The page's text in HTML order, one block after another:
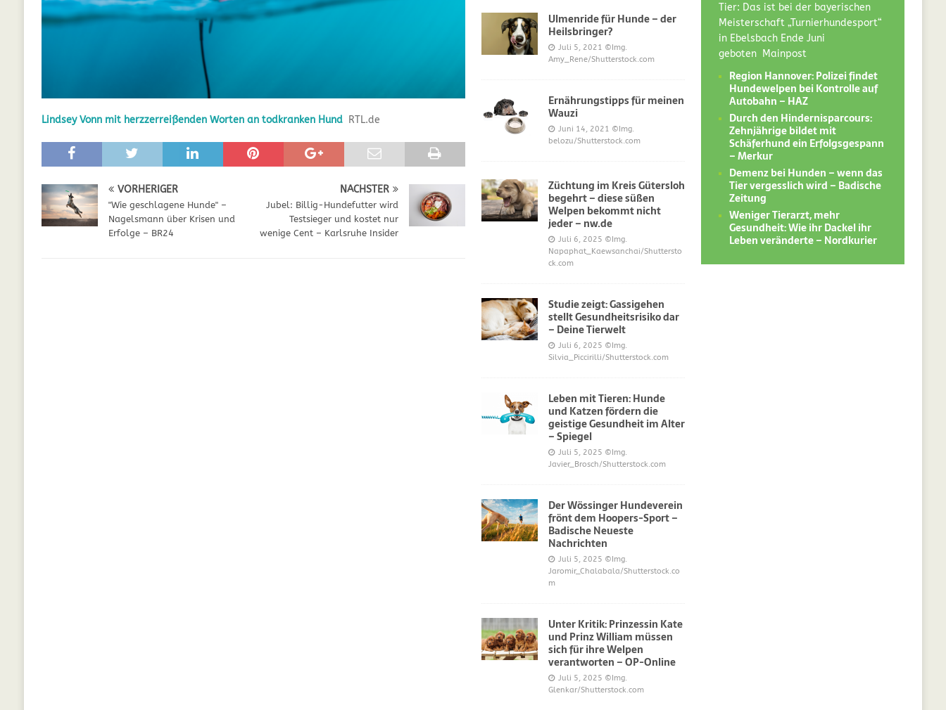
[ Juli 6, 2025 ] Züchtung im Kreis Gütersloh begehrt – diese süßen Welpen bekommt nicht jeder – nw.de
Studie zeigt: Gassigehen stellt Gesundheitsrisiko dar – Deine Tierwelt GESUNDHEIT
Leben mit Tieren: Hunde und Katzen fördern die geistige Gesundheit im Alter – Spiegel
[ Juli 5, 2025 ] Der Wössinger Hundeverein frönt dem Hoopers-Sport – Badische Neueste Nachrichten SPORT
[ Juli 5, 2025 ] Unter Kritik: Prinzessin Kate und Prinz William müssen sich für ihre Welpen verantworten – OP-
Kalzium für Hunde – Knochen oder Eierschalen? DIES UND DAS
Lindsey Vonn mit herzzerreißenden Worten an todkranken Hund RTL.de
VORHERIGER
"Wie geschlagene Hunde" –
Nagelsmann über Krisen und
Erfolge – BR24
NÄCHSTER
Jubel: Billig-Hundefutter wird
Testsieger und kostet nur
wenige Cent – Karlsruhe Insider
Ulmenride für Hunde – der
Heilsbringer?
Juli 5, 2021 ©Img.
Amy_Rene/Shutterstock.com
Ernährungstipps für meinen
Wauzi
Juni 14, 2021 ©Img.
belozu/Shutterstock.com
Züchtung im Kreis Gütersloh
begehrt – diese süßen
Welpen bekommt nicht
jeder – nw.de
Juli 6, 2025 ©Img.
Napaphat_Kaewsanchai/Shuttersto
ck.com
Studie zeigt: Gassigehen
stellt Gesundheitsrisiko dar
– Deine Tierwelt
Juli 6, 2025 ©Img.
Silvia_Piccirilli/Shutterstock.com
Leben mit Tieren: Hunde
und Katzen fördern die
geistige Gesundheit im Alter
– Spiegel
Juli 5, 2025 ©Img.
Javier_Brosch/Shutterstock.com
Der Wössinger Hundeverein
frönt dem Hoopers-Sport –
Badische Neueste
Nachrichten
Juli 5, 2025 ©Img.
Jaromir_Chalabala/Shutterstock.co
m
Unter Kritik: Prinzessin Kate
und Prinz William müssen
sich für ihre Welpen
verantworten – OP-Online
Juli 5, 2025 ©Img.
Glenkar/Shutterstock.com
Tier: Das ist bei der bayerischen
Meisterschaft „Turnierhundesport“
in Ebelsbach Ende Juni
geboten Mainpost
Region Hannover: Polizei findet
Hundewelpen bei Kontrolle auf
Autobahn – HAZ
Durch den Hindernisparcours:
Zehnjährige bildet mit
Schäferhund ein Erfolgsgespann
– Merkur
Demenz bei Hunden – wenn das
Tier vergesslich wird – Badische
Zeitung
Weniger Tierarzt, mehr
Gesundheit: Wie ihr Dackel ihr
Leben veränderte – Nordkurier